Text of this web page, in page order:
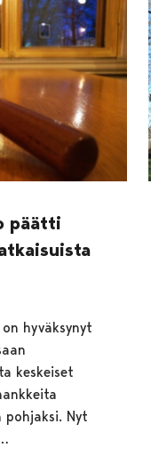
päätti
hyväksynyt
keskeiset
pohjaksi. Nyt